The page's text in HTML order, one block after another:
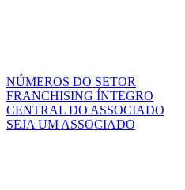
NÚMEROS DO SETOR
FRANCHISING ÍNTEGRO
CENTRAL DO ASSOCIADO
SEJA UM ASSOCIADO